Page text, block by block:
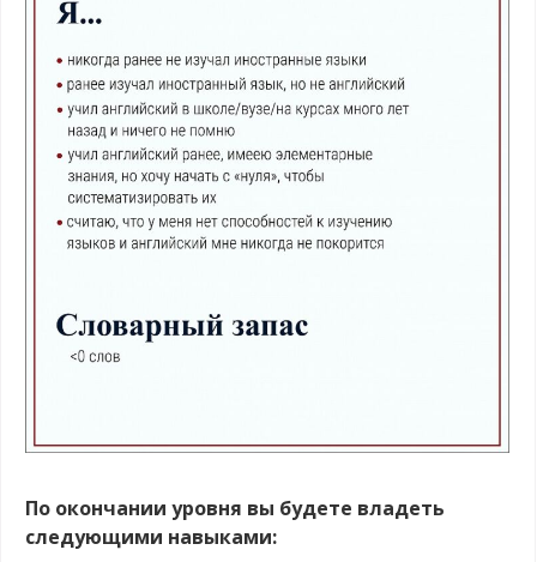
По окончании уровня вы будете владеть
следующими навыками: